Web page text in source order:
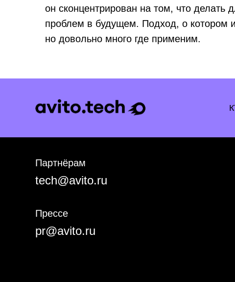
он сконцентрирован на том, что делать
проблем в будущем. Подход, о котором
но довольно много где применим.
tech@avito.ru
Партнёрам
Прессе
pr@avito.ru